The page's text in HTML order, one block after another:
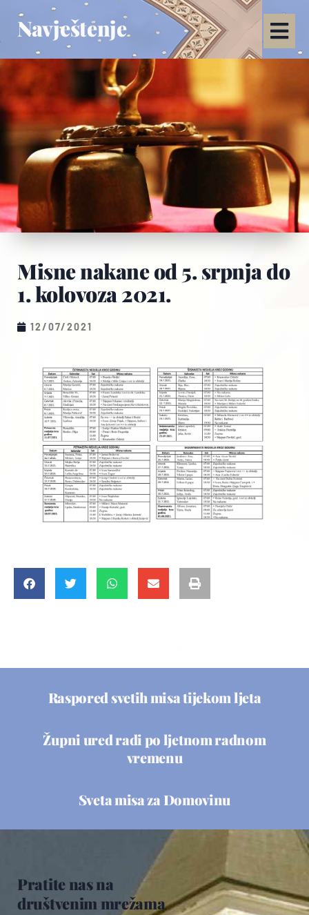
Navještenje
Misne nakane od 5. srpnja do
1. kolovoza 2021.
12/07/2021
Raspored svetih misa tijekom ljeta
Župni ured radi po ljetnom radnom
vremenu
Sveta misa za Domovinu
Pratite nas na
društvenim mrežama